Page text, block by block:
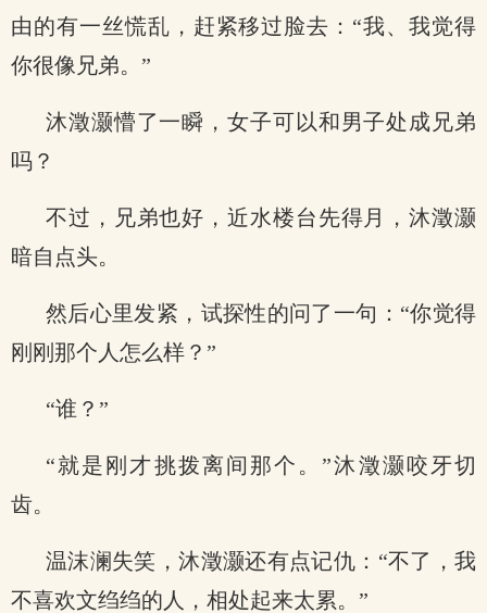
由的有一丝慌乱，赶紧移过脸去：“我、我觉得
你很像兄弟。”
沐澂灏懵了一瞬，女子可以和男子处成兄弟
吗？
不过，兄弟也好，近水楼台先得月，沐澂灏
暗自点头。
然后心里发紧，试探性的问了一句：“你觉得
刚刚那个人怎么样？”
“谁？”
“就是刚才挑拨离间那个。”沐澂灏咬牙切
齿。
温沫澜失笑，沐澂灏还有点记仇：“不了，我
不喜欢文绉绉的人，相处起来太累。”